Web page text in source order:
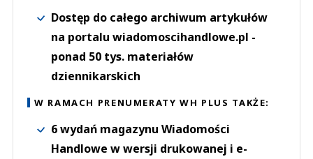
Dostęp do całego archiwum artykułów
na portalu wiadomoscihandlowe.pl -
ponad 50 tys. materiałów
dziennikarskich
W RAMACH PRENUMERATY WH PLUS TAKŻE:
6 wydań magazynu Wiadomości
Handlowe w wersji drukowanej i e-